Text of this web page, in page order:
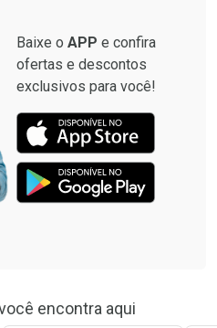
Baixe o APP e confira
ofertas e descontos
exclusivos para você!
encontra aqui